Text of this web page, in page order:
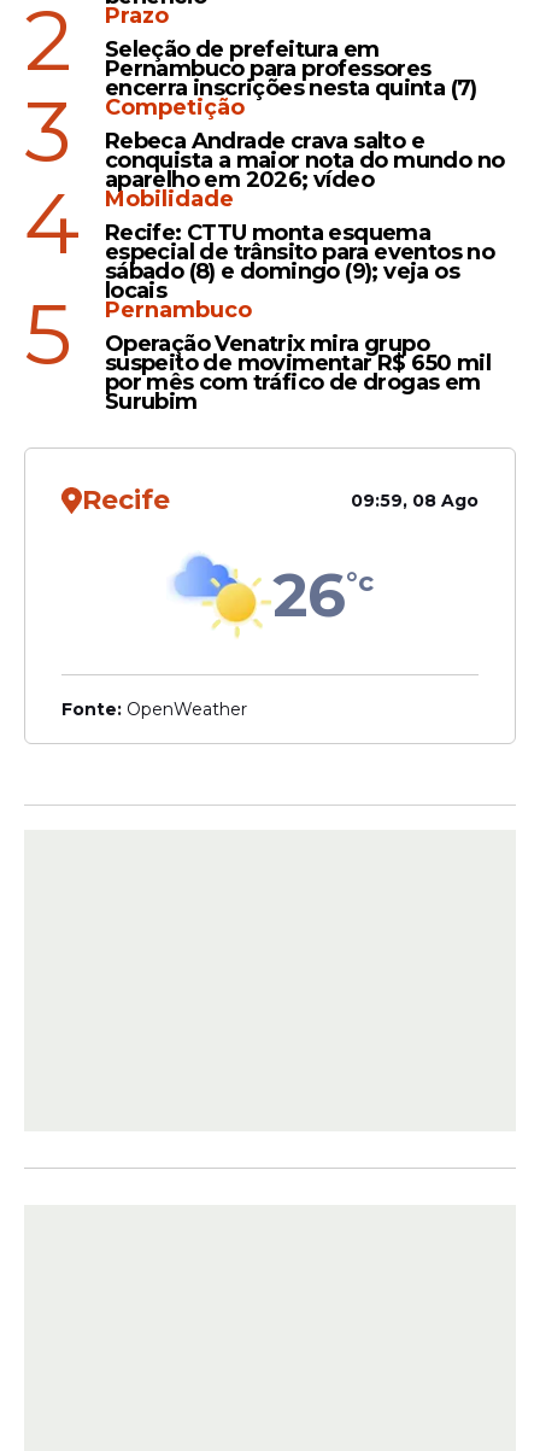
A unidade conta com uma equipe formada
por um cozinheiro, três auxiliares, um
nutricionista e um coordenador,
responsáveis pelo preparo, organização e
acompanhamento das refeições. Para
implantação das cozinhas comunitárias, o
Governo de Pernambuco investe R$ 50 mil
no início da operação, além de R$ 20 mil
mensais para manutenção.
Leia Também
Raquel Lyra entrega
requalificação da PE-089 e
autoriza convênio para
escola em São Vicente
Férrer
Raquel Lyra autoriza
Com a nova unidade em Condado,
2
Prazo
Seleção de prefeitura em
Pernambuco para professores
encerra inscrições nesta quinta (7)
3
Competição
Rebeca Andrade crava salto e
conquista a maior nota do mundo no
aparelho em 2026; vídeo
4
Mobilidade
Recife: CTTU monta esquema
especial de trânsito para eventos no
sábado (8) e domingo (9); veja os
locais
5
Pernambuco
Operação Venatrix mira grupo
suspeito de movimentar R$ 650 mil
por mês com tráfico de drogas em
Surubim
Recife 09:59, 08 Ago
26°c
Fonte: OpenWeather